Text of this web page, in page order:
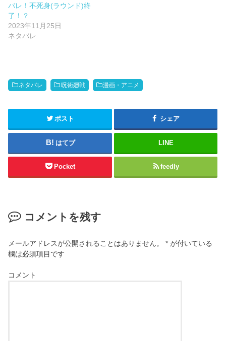
バレ！不死身(ラウンド)終
了！？
2023年11月25日
ネタバレ
ネタバレ 呪術廻戦 漫画・アニメ
ポスト シェア
はてブ LINE
Pocket feedly
コメントを残す
メールアドレスが公開されることはありません。 * が付いている
欄は必須項目です
コメント